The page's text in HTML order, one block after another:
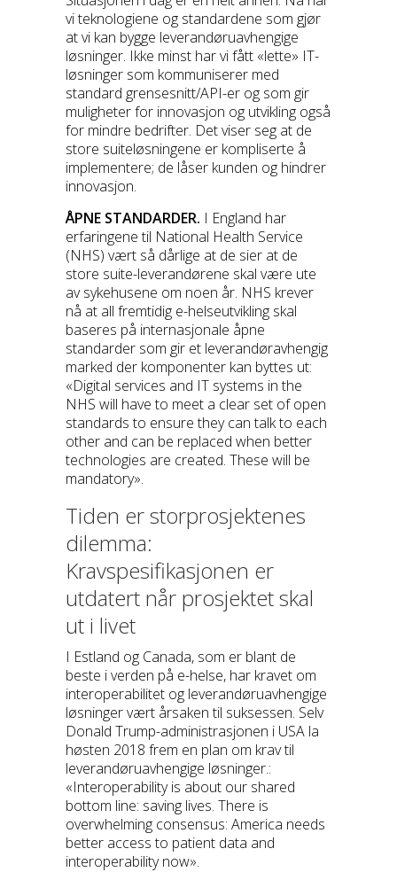
vi teknologiene og standardene som gjør
at vi kan bygge leverandøruavhengige
løsninger. Ikke minst har vi fått «lette» IT-
løsninger som kommuniserer med
standard grensesnitt/API-er og som gir
muligheter for innovasjon og utvikling også
for mindre bedrifter. Det viser seg at de
store suiteløsningene er kompliserte å
implementere; de låser kunden og hindrer
innovasjon.
ÅPNE STANDARDER. I England har
erfaringene til National Health Service
(NHS) vært så dårlige at de sier at de
store suite-leverandørene skal være ute
av sykehusene om noen år. NHS krever
nå at all fremtidig e-helseutvikling skal
baseres på internasjonale åpne
standarder som gir et leverandøravhengig
marked der komponenter kan byttes ut:
«Digital services and IT systems in the
NHS will have to meet a clear set of open
standards to ensure they can talk to each
other and can be replaced when better
technologies are created. These will be
mandatory».
Tiden er storprosjektenes
dilemma:
Kravspesifikasjonen er
utdatert når prosjektet skal
ut i livet
I Estland og Canada, som er blant de
beste i verden på e-helse, har kravet om
interoperabilitet og leverandøruavhengige
løsninger vært årsaken til suksessen. Selv
Donald Trump-administrasjonen i USA la
høsten 2018 frem en plan om krav til
leverandøruavhengige løsninger.:
«Interoperability is about our shared
bottom line: saving lives. There is
overwhelming consensus: America needs
better access to patient data and
interoperability now».